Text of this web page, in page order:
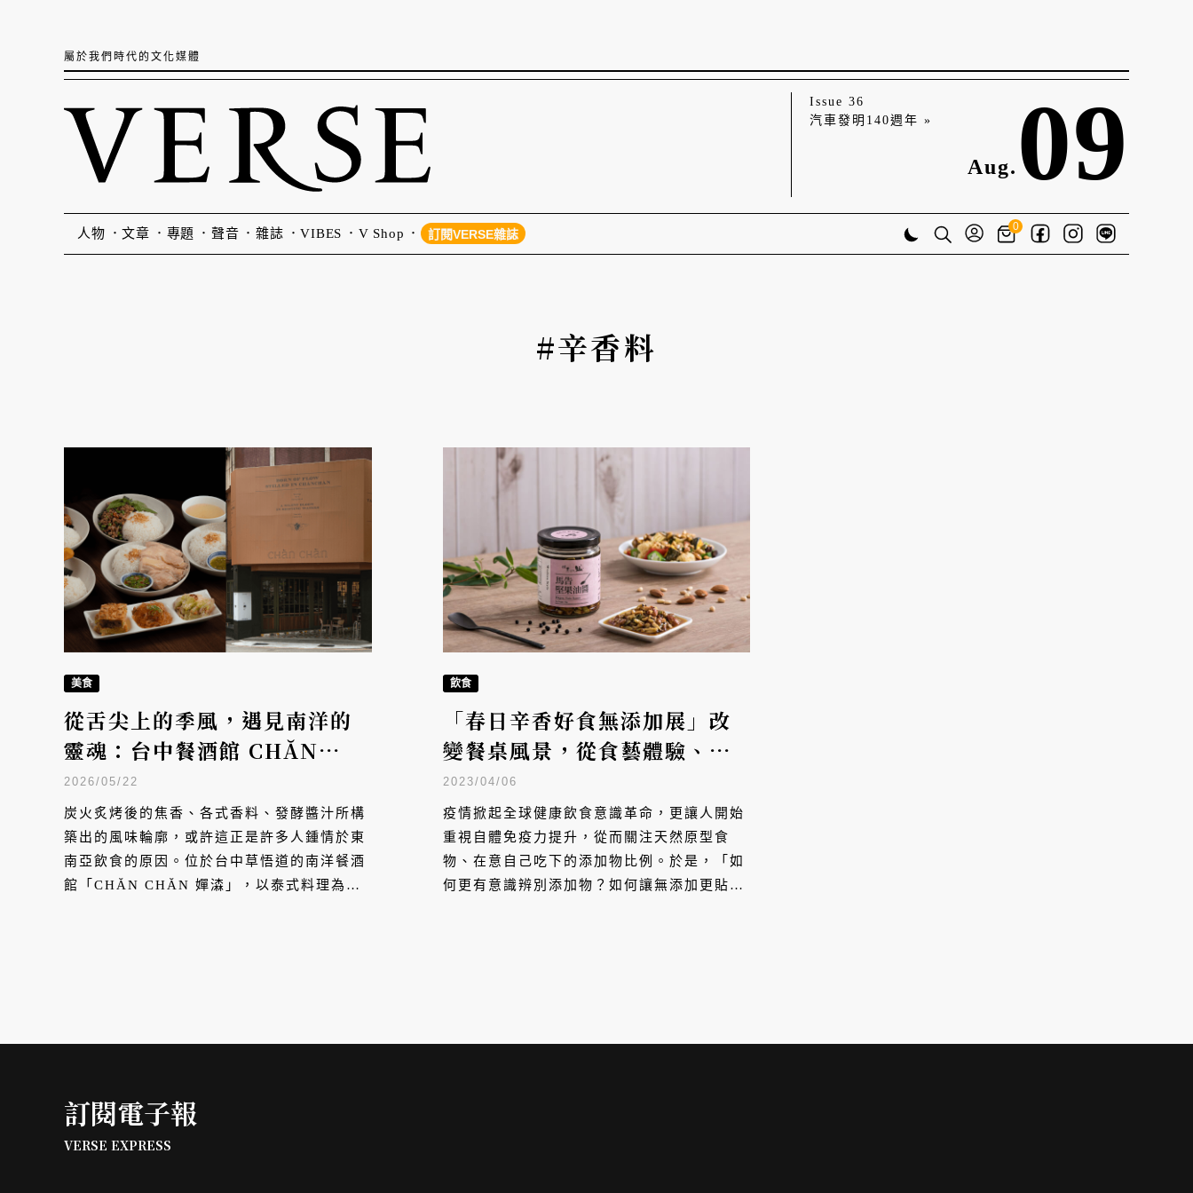
屬於我們時代的文化媒體
Issue 36
汽車發明140週年 »
Aug. 09
人物 文章 專題 聲音 雜誌 VIBES V Shop 訂閱VERSE雜誌
0
#辛香料
美食
從舌尖上的季風，遇見南洋的
靈魂：台中餐酒館 CHĂN
CHĂN 嬋潹夏季菜單登場，重
塑南洋餐酒新深度
2026/05/22
炭火炙烤後的焦香、各式香料、發酵醬汁所構
築出的風味輪廓，或許這正是許多人鍾情於東
南亞飲食的原因。位於台中草悟道的南洋餐酒
館「CHĂN CHĂN 嬋潹」，以泰式料理為核
飲食
「春日辛香好食無添加展」改
變餐桌風景，從食藝體驗、品
牌選物呈現食物真味
2023/04/06
疫情掀起全球健康飲食意識革命，更讓人開始
重視自體免疫力提升，從而關注天然原型食
物、在意自己吃下的添加物比例。於是，「如
何更有意識辨別添加物？如何讓無添加更貼近
訂閱電子報
VERSE EXPRESS